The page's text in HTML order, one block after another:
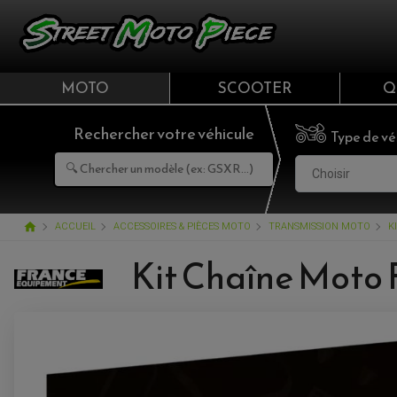
MOTO SCOOTER
Rechercher votre véhicule Type de
Choisir
home ACCUEIL ACCESSOIRES & PIÈCES MOTO TRANSMISSION MOTO
Kit Chaîne Moto